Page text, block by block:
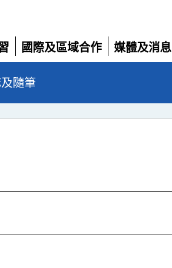
國際及區域合作
展
開
媒體及消息
展
隨筆